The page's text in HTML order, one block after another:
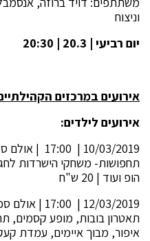
וניצוח
יום רביעי | 20.3 | 20:30
אירועים במרכזים
אירועים לילדים:
10/03/2019 |
תחפושות- משחקי הישרדות
הופ ועוד | 20 ש"ח
12/03/2019 |
תאטרון בובות, מופע קסמים,
איפור, מבוך איימים, עמדת